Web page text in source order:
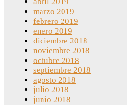
abril 2019
marzo 2019
febrero 2019
enero 2019
diciembre 2018
noviembre 2018
octubre 2018
septiembre 2018
agosto 2018
julio 2018
junio 2018